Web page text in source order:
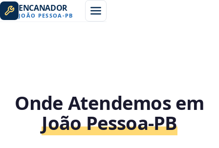
ENCANADOR
JOÃO PESSOA -PB
Onde Atendemos em
João Pessoa‑PB